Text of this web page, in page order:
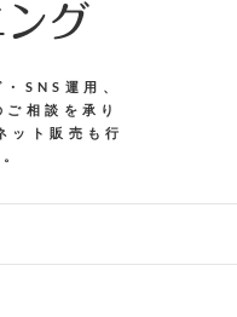
グ
SNS運用、
相談を承り
ット販売も行